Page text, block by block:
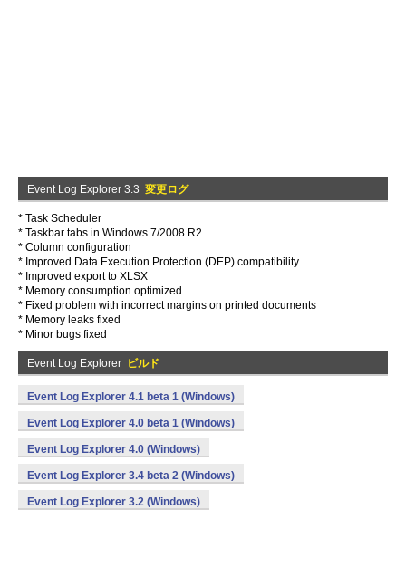
Event Log Explorer 3.3 変更ログ
* Task Scheduler
* Taskbar tabs in Windows 7/2008 R2
* Column configuration
* Improved Data Execution Protection (DEP) compatibility
* Improved export to XLSX
* Memory consumption optimized
* Fixed problem with incorrect margins on printed documents
* Memory leaks fixed
* Minor bugs fixed
Event Log Explorer ビルド
Event Log Explorer 4.1 beta 1 (Windows)
Event Log Explorer 4.0 beta 1 (Windows)
Event Log Explorer 4.0 (Windows)
Event Log Explorer 3.4 beta 2 (Windows)
Event Log Explorer 3.2 (Windows)